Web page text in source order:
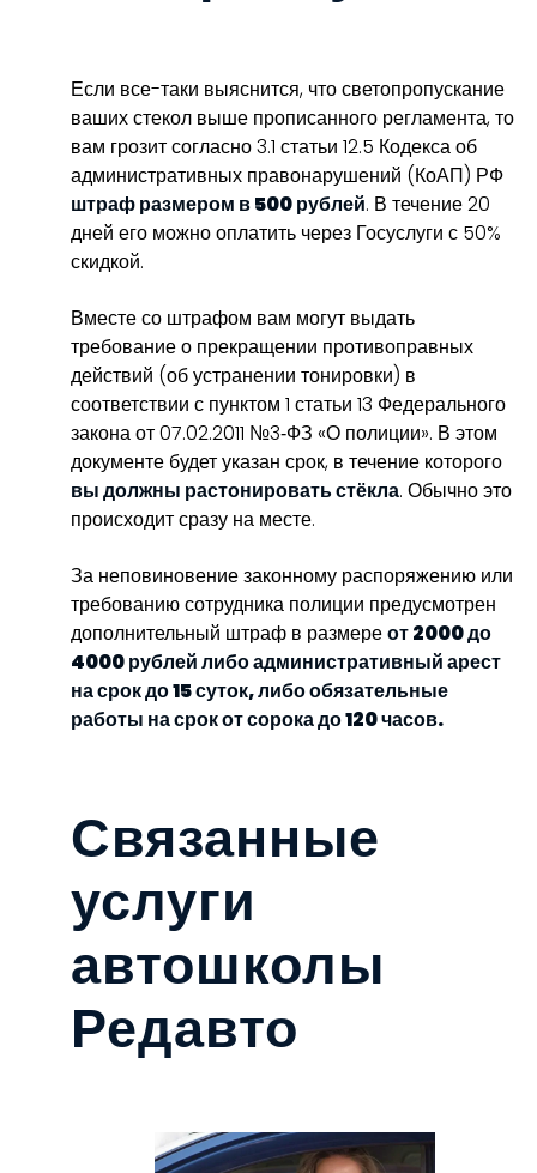
Если все-таки выяснится, что светопропускание
ваших стекол выше прописанного регламента, то
вам грозит согласно 3.1 статьи 12.5 Кодекса об
административных правонарушений (КоАП) РФ
штраф размером в 500 рублей. В течение 20
дней его можно оплатить через Госуслуги с 50%
скидкой.
Вместе со штрафом вам могут выдать
требование о прекращении противоправных
действий (об устранении тонировки) в
соответствии с пунктом 1 статьи 13 Федерального
закона от 07.02.2011 №3‑ФЗ «О полиции». В этом
документе будет указан срок, в течение которого
вы должны растонировать стёкла. Обычно это
происходит сразу на месте.
За неповиновение законному распоряжению или
требованию сотрудника полиции предусмотрен
дополнительный штраф в размереот 2000 до
4000 рублей либо административный арест
на срок до 15 суток, либо обязательные
работы на срок от сорока до 120 часов.
Связанные
услуги
автошколы
Редавто